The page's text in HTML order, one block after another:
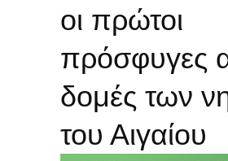
οι πρώτοι
πρόσφυγες
δομές των
του Αιγαίου